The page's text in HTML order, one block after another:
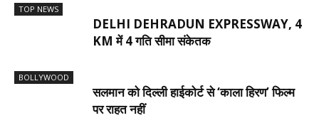
TOP NEWS
DELHI DEHRADUN EXPRESSWAY, 4
KM में 4 गति सीमा संकेतक
BOLLYWOOD
सलमान को दिल्ली हाईकोर्ट से ‘काला हिरण’ फिल्म
पर राहत नहीं